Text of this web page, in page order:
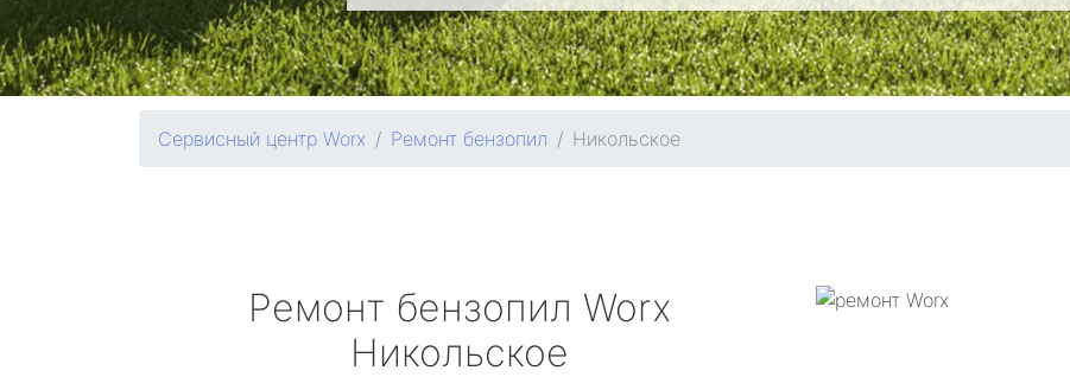
Сервисный центр Worx Ремонт бензопил Никольское
Ремонт бензопил Worx
Никольское